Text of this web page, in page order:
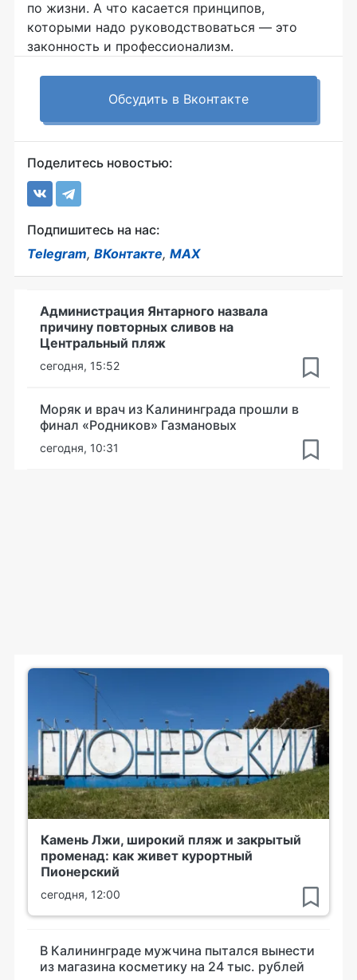
по жизни. А что касается принципов,
которыми надо руководствоваться — это
законность и профессионализм.
Обсудить в Вконтакте
Поделитесь новостью:
Подпишитесь на нас:
Telegram, ВКонтакте, MAX
Администрация Янтарного назвала
причину повторных сливов на
Центральный пляж
сегодня, 15:52
Моряк и врач из Калининграда прошли в
финал «Родников» Газмановых
сегодня, 10:31
Камень Лжи, широкий пляж и закрытый
променад: как живет курортный
Пионерский
сегодня, 12:00
В Калининграде мужчина пытался вынести
из магазина косметику на 24 тыс. рублей